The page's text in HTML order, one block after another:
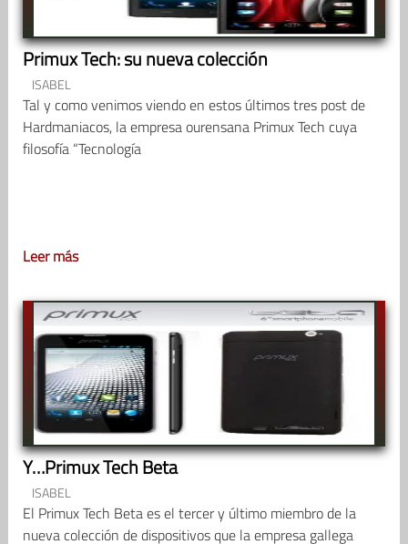
Primux Tech: su nueva colección
ISABEL
Tal y como venimos viendo en estos últimos tres post de
Hardmaniacos, la empresa ourensana Primux Tech cuya
filosofía “Tecnología
Leer más
Y…Primux Tech Beta
ISABEL
El Primux Tech Beta es el tercer y último miembro de la
nueva colección de dispositivos que la empresa gallega